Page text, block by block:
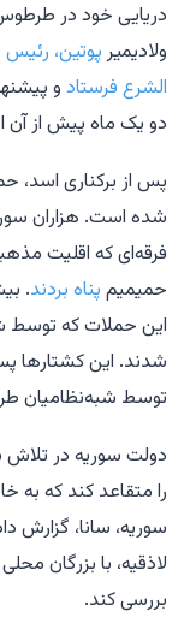
دریایی خود در
ولادیمیرپوتین،
الشرع فرستاد و
دو یک ماه پیش از آن
پس از برکناری اسد،
شده است. هزاران
فرقه‌ای که اقلیت
حمیمیم پناه بردند
این حملات که توسط
شدند. این کشتارها
توسط شبه‌نظامیان
دولت سوریه در تلاش
را متقاعد کند که به
سوریه، سانا، گزارش
لاذقیه، با بزرگان
بررسی کند.